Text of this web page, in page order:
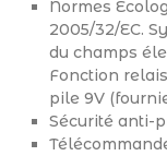
Normes
2005/32/EC.
du champs
Fonction
pile 9V
Sécurité anti-